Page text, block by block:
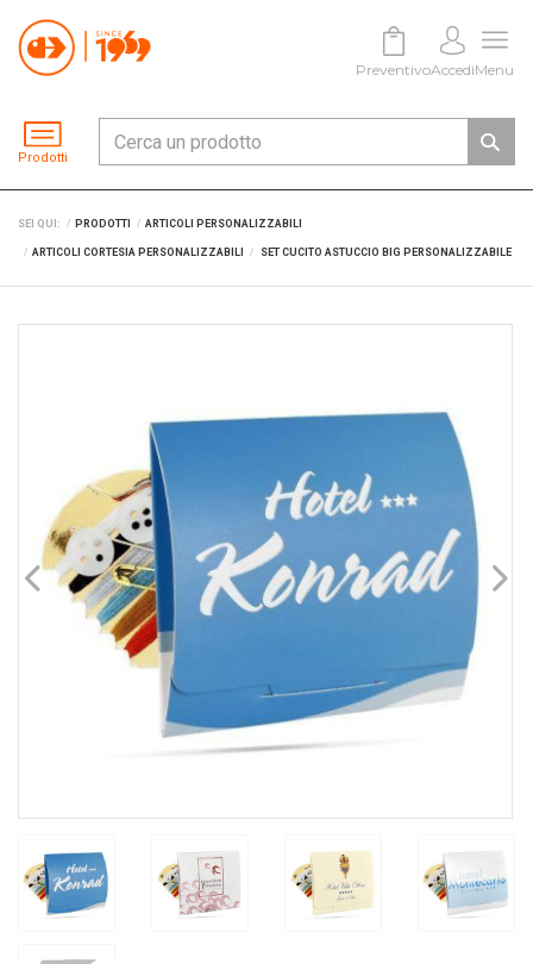
Prodotti
PreventivoAccediMenu
SEI QUI: PRODOTTI ARTICOLI PERSONALIZZABILI
ARTICOLI CORTESIA PERSONALIZZABILI SET CUCITO ASTUCCIO BIG PERSONALIZZABILE